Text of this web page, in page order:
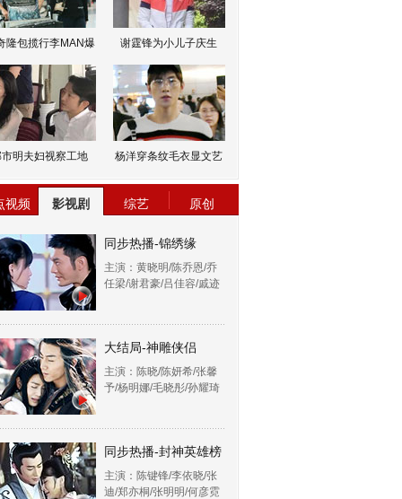
隆包揽行李MAN爆 谢霆锋为小儿子庆生
明夫妇视察工地 杨洋穿条纹毛衣显文艺
视频 影视剧 综艺 原创
同步热播-锦绣缘
主演：黄晓明/陈乔恩/乔
任梁/谢君豪/吕佳容/戚迹
大结局-神雕侠侣
主演：陈晓/陈妍希/张馨
予/杨明娜/毛晓彤/孙耀琦
同步热播-封神英雄榜
主演：陈键锋/李依晓/张
迪/郑亦桐/张明明/何彦霓